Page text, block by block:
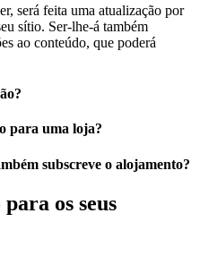
será feita uma atualização por
sítio. Ser-lhe-á também
ao conteúdo, que poderá
para uma loja?
subscreve o alojamento?
os seus